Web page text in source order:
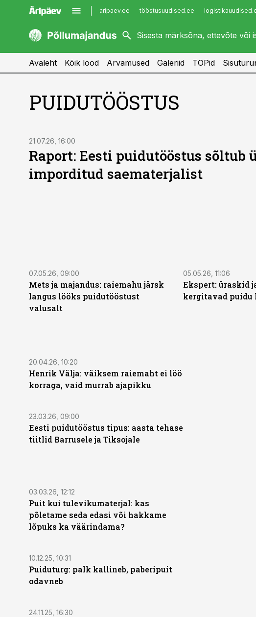
aripaev.ee tööstusuudised.ee
kaubandus.ee
kinnisvarauudised.ee
imelineajalugu.ee
Avaleht Kõik lood Arvamused Galeriid TOPid
PUIDUTÖÖSTUS
21.07.26, 16:00
Raport: Eesti puidutööstus sõltub
imporditud saematerjalist
07.05.26, 09:00
Mets ja majandus: raiemahu järsk
langus lööks puidutööstust
valusalt
05.05.26, 11:06
Ekspert: üraskid
kergitavad puidu
20.04.26, 10:20
Henrik Välja: väiksem raiemaht ei löö
korraga, vaid murrab ajapikku
23.03.26, 09:00
Eesti puidutööstus tipus: aasta tehase
tiitlid Barrusele ja Tiksojale
03.03.26, 12:12
Puit kui tulevikumaterjal: kas
põletame seda edasi või hakkame
lõpuks ka väärindama?
10.12.25, 10:31
Puiduturg: palk kallineb, paberipuit
odavneb
24.11.25, 16:30